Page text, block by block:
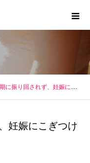
振り回されず、妊娠にこぎつける方法
妊娠にこぎつけ